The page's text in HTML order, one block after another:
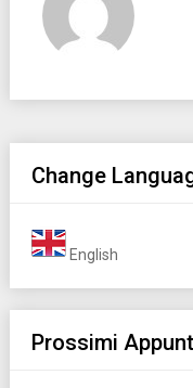
Change
English
Prossimi